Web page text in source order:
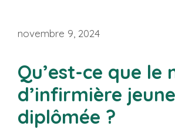
novembre 9, 2024
Qu’est-ce que le
d’infirmière jeune
diplômée ?